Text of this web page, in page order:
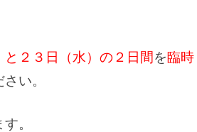
と２３日（水）の２日間を臨時
さい。
。